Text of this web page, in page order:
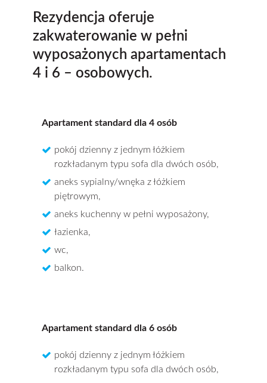
Rezydencja oferuje
zakwaterowanie w pełni
wyposażonych apartamentach
4 i 6 – osobowych.
Apartament standard dla 4 osób
pokój dzienny z jednym łóżkiem
rozkładanym typu sofa dla dwóch osób,
aneks sypialny/wnęka z łóżkiem
piętrowym,
aneks kuchenny w pełni wyposażony,
łazienka,
wc,
balkon.
Apartament standard dla 6 osób
pokój dzienny z jednym łóżkiem
rozkładanym typu sofa dla dwóch osób,